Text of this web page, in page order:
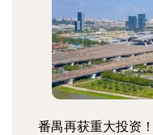
番禺再获重大投资